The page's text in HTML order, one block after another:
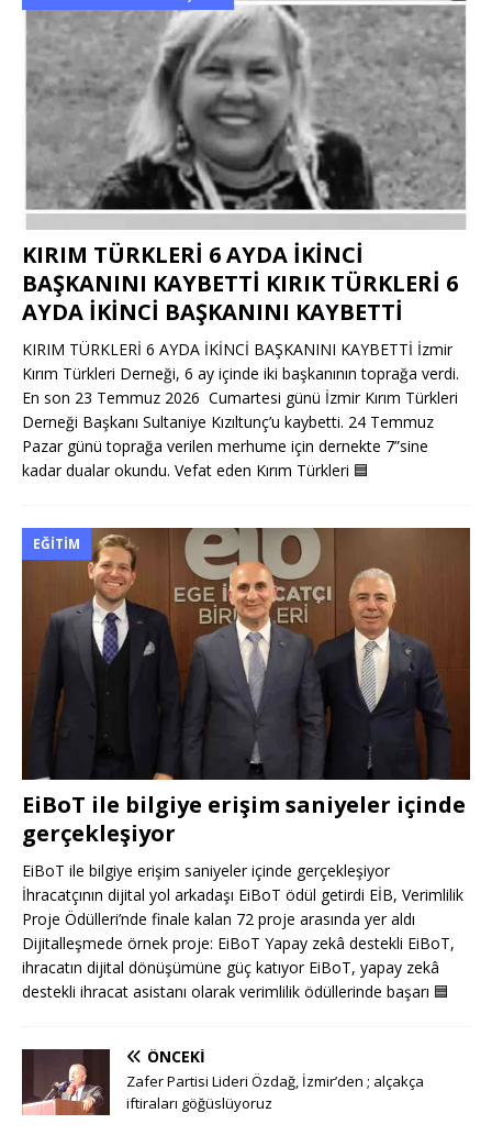
KIRIM TÜRKLERİ 6 AYDA İKİNCİ
BAŞKANINI KAYBETTİ KIRIK TÜRKLERİ 6
AYDA İKİNCİ BAŞKANINI KAYBETTİ
KIRIM TÜRKLERİ 6 AYDA İKİNCİ BAŞKANINI KAYBETTİ İzmir
Kırım Türkleri Derneği, 6 ay içinde iki başkanının toprağa verdi.
En son 23 Temmuz 2026 Cumartesi günü İzmir Kırım Türkleri
Derneği Başkanı Sultaniye Kızıltunç’u kaybetti. 24 Temmuz
Pazar günü toprağa verilen merhume için dernekte 7”sine
kadar dualar okundu. Vefat eden Kırım Türkleri 🟦
EĞITIM
EiBoT ile bilgiye erişim saniyeler içinde
gerçekleşiyor
EiBoT ile bilgiye erişim saniyeler içinde gerçekleşiyor
İhracatçının dijital yol arkadaşı EiBoT ödül getirdi EİB, Verimlilik
Proje Ödülleri’nde finale kalan 72 proje arasında yer aldı
Dijitalleşmede örnek proje: EiBoT Yapay zekâ destekli EiBoT,
ihracatın dijital dönüşümüne güç katıyor EiBoT, yapay zekâ
destekli ihracat asistanı olarak verimlilik ödüllerinde başarı 🟦
ÖNCEKI
Zafer Partisi Lideri Özdağ, İzmir’den ; alçakça
iftiraları göğüslüyoruz